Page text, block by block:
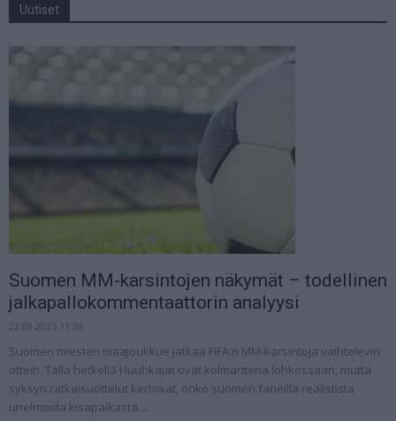
Uutiset
Suomen MM-karsintojen näkymät – todellinen
jalkapallokommentaattorin analyysi
22.09.2025 11:20
Suomen miesten maajoukkue jatkaa FIFA:n MM-karsintoja vaihtelevin
ottein. Tällä hetkellä Huuhkajat ovat kolmantena lohkossaan, mutta
syksyn ratkaisuottelut kertovat, onko suomen faneilla realistista
unelmoida kisapaikasta....